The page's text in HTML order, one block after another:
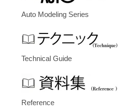
Auto Modeling Series
Technical Guide
Reference